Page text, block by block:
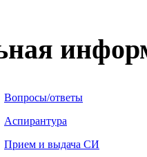
Вопросы/ответы
Аспирантура
Прием и выдача СИ